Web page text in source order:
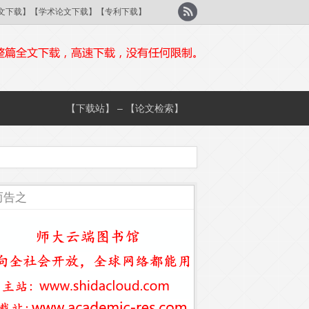
载】【学术论文下载】【专利下载】
【下载站】 – 【论文检索】
之